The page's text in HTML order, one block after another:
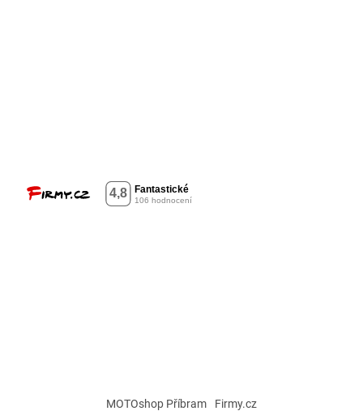
MOTOshop Příbram Firmy.cz